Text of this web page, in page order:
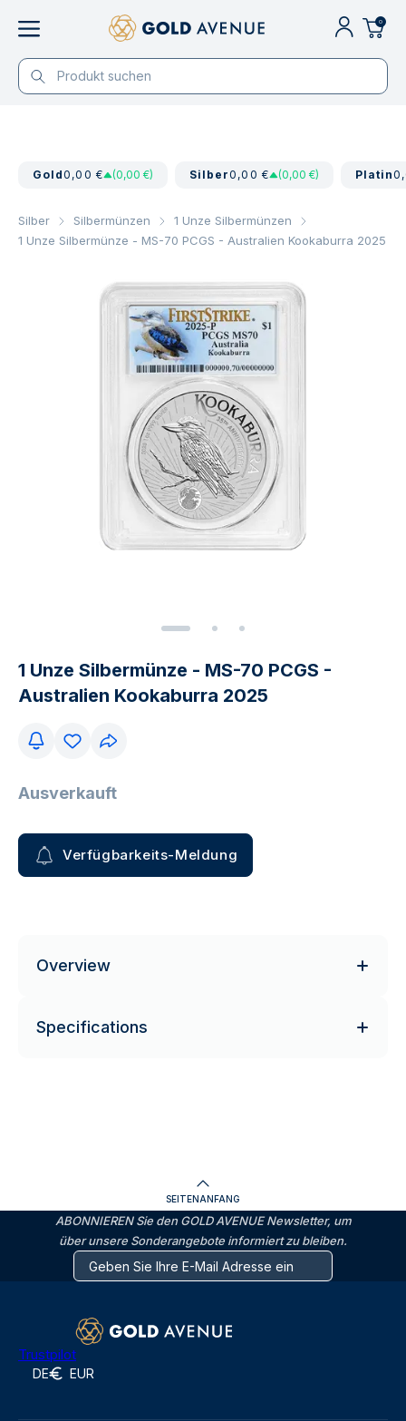
0
Gold0,00 € (0,00 €) Silber0,00 € (0,00 €) Platin
Silber Silbermünzen
1 Unze Silbermünzen
1 Unze Silbermünze - MS-70 PCGS - Australien Kookaburra 2025
1 Unze Silbermünze - MS-70 PCGS -
Australien Kookaburra 2025
Ausverkauft
Verfügbarkeits-Meldung
Overview
Specifications
SEITENANFANG
ABONNIEREN Sie den GOLD AVENUE Newsletter, um
über unsere Sonderangebote informiert zu bleiben.
Trustpilot
DE EUR